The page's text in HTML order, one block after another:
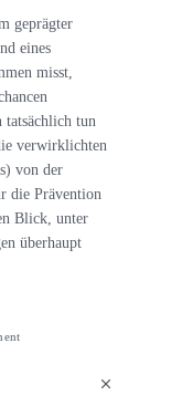
geprägter
eines
misst,
tatsächlich tun
verwirklichten
von der
die Prävention
Blick, unter
überhaupt